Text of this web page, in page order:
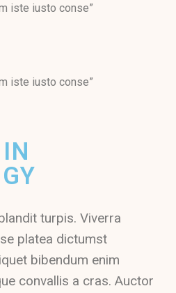
iste iusto conse”
iste iusto conse”
turpis. Viverra
platea dictumst
bibendum enim
convallis a cras. Auctor